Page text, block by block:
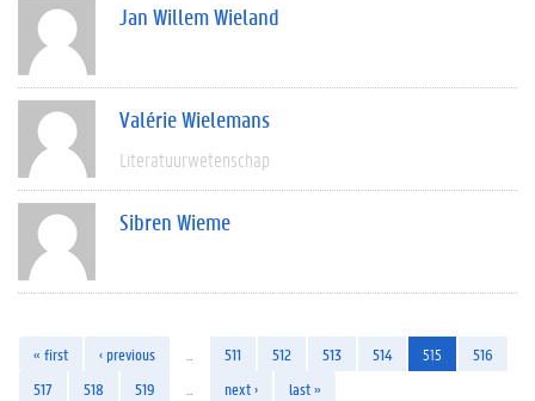
Jan Willem Wieland
Valérie Wielemans
Literatuurwetenschap
Sibren Wieme
« first ‹ previous 511 512 513 514 515
516
517
518 519 next › last »